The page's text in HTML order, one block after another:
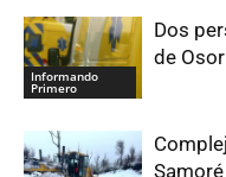
Informando
Primero
Dos
de